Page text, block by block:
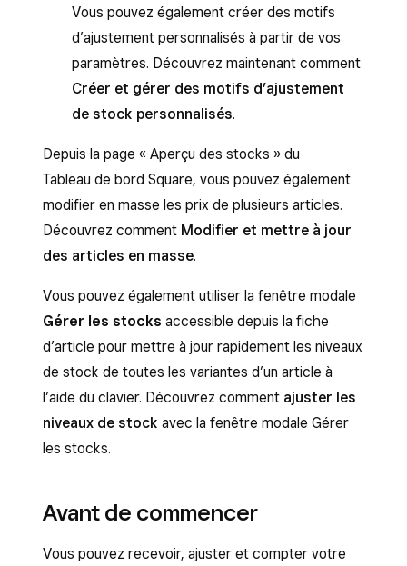
Vous pouvez également créer des motifs
d’ajustement personnalisés à partir de vos
paramètres. Découvrez maintenant comment
Créer et gérer des motifs d’ajustement
de stock personnalisés.
Depuis la page « Aperçu des stocks » du
Tableau de bord Square, vous pouvez également
modifier en masse les prix de plusieurs articles.
Découvrez comment Modifier et mettre à jour
des articles en masse.
Vous pouvez également utiliser la fenêtre modale
Gérer les stocks accessible depuis la fiche
d’article pour mettre à jour rapidement les niveaux
de stock de toutes les variantes d’un article à
l’aide du clavier. Découvrez comment ajuster les
niveaux de stock avec la fenêtre modale Gérer
les stocks.
Avant de commencer
Vous pouvez recevoir, ajuster et compter votre